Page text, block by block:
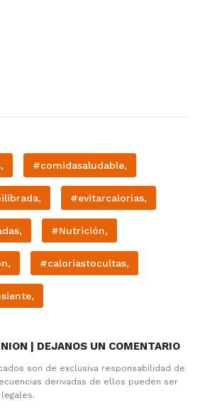
#comidasaludable,
#evitarcalorías,
#Nutrición,
#caloriastocultas,
| DEJANOS UN COMENTARIO
son de exclusiva responsabilidad de
derivadas de ellos pueden ser